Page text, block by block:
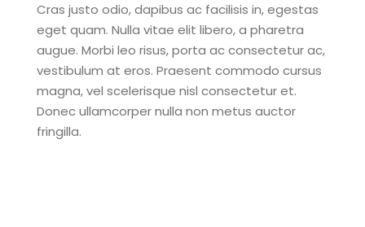
Cras justo odio, dapibus ac facilisis in, egestas
eget quam. Nulla vitae elit libero, a pharetra
augue. Morbi leo risus, porta ac consectetur ac,
vestibulum at eros. Praesent commodo cursus
magna, vel scelerisque nisl consectetur et.
Donec ullamcorper nulla non metus auctor
fringilla.